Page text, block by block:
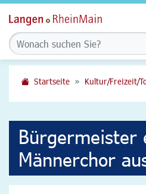
Startseite Kultur/Freizeit/
Bürgermeister
Männerchor